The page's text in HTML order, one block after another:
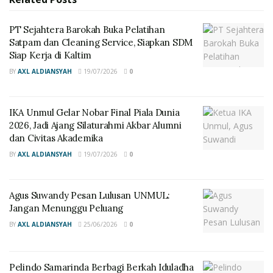
Kepala Balai Bahasa Provinsi Kalimantan Timur, Asep
Juanda, S.Ag., M.Hum., menjelaskan bahwa FTBI
merupakan bagian dari program revitalisasi bahasa
menuturkan bahwa kegiatan ini tidak hanya melatih
anak-anak untuk berbahasa daerah dengan baik,
tetapi juga mengajak mereka memahami nilai-nilai
budaya yang hidup di dalamnya.
nyata komitmen Balai Bahasa dalam menghidupkan
kembali penggunaan bahasa daerah di kalangan
pelajar. “Anak-anak kini lebih percaya diri
maupun dalam pertunjukan yang mereka tampilkan,”
PT Sejahtera Barokah Buka Pelatihan
Satpam dan Cleaning Service, Siapkan SDM
Siap Kerja di Kaltim
BY AXL ALDIANSYAH 19/07/2026 0
IKA Unmul Gelar Nobar Final Piala Dunia
2026, Jadi Ajang Silaturahmi Akbar Alumni
dan Civitas Akademika
BY AXL ALDIANSYAH 19/07/2026 0
Agus Suwandy Pesan Lulusan UNMUL:
Jangan Menunggu Peluang
BY AXL ALDIANSYAH 25/06/2026 0
Pelindo Samarinda Berbagi Berkah Iduladha